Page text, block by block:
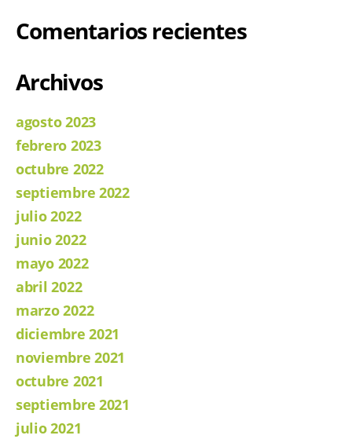
Comentarios recientes
Archivos
agosto 2023
febrero 2023
octubre 2022
septiembre 2022
julio 2022
junio 2022
mayo 2022
abril 2022
marzo 2022
diciembre 2021
noviembre 2021
octubre 2021
septiembre 2021
julio 2021